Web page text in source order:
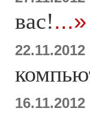
вас!...»
22.11.2012
16.11.2012